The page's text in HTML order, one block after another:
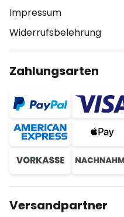
Impressum
Widerrufsbelehrung
Zahlungsarten
Versandpartner